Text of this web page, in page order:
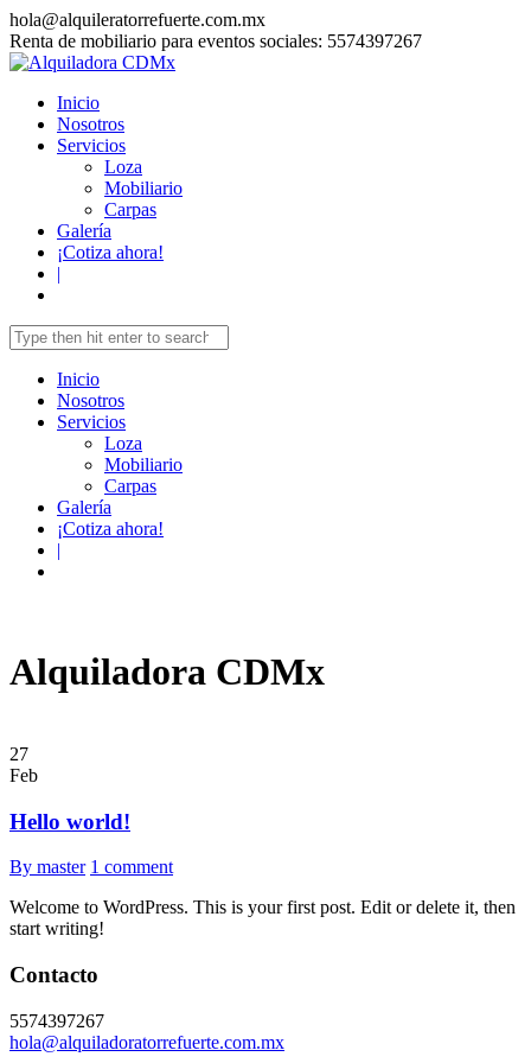
hola@alquileratorrefuerte.com.mx
Renta de mobiliario para eventos sociales: 5574397267
Inicio
Nosotros
Servicios
Loza
Mobiliario
Carpas
Galería
¡Cotiza ahora!
|
Inicio
Nosotros
Servicios
Loza
Mobiliario
Carpas
Galería
¡Cotiza ahora!
|
Alquiladora CDMx
27
Feb
Hello world!
By master 1 comment
Welcome to WordPress. This is your first post. Edit or delete it, then
start writing!
Contacto
5574397267
hola@alquiladoratorrefuerte.com.mx